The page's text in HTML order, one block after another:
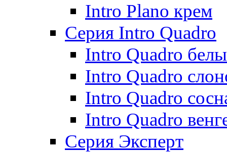
Intro Plano крем
Серия Intro Quadro
Intro Quadro
Intro Quadro
Intro Quadro
Intro Quadro
Серия Эксперт